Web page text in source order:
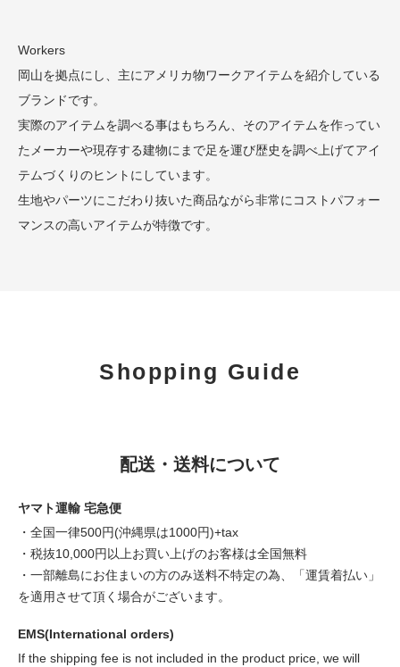
Workers
岡山を拠点にし、主にアメリカ物ワークアイテムを紹介している
ブランドです。
実際のアイテムを調べる事はもちろん、そのアイテムを作ってい
たメーカーや現存する建物にまで足を運び歴史を調べ上げてアイ
テムづくりのヒントにしています。
生地やパーツにこだわり抜いた商品ながら非常にコストパフォー
マンスの高いアイテムが特徴です。
Shopping Guide
配送・送料について
ヤマト運輸 宅急便
・全国一律500円(沖縄県は1000円)+tax
・税抜10,000円以上お買い上げのお客様は全国無料
・一部離島にお住まいの方のみ送料不特定の為、「運賃着払い」
を適用させて頂く場合がございます。
EMS(International orders)
If the shipping fee is not included in the product price, we will